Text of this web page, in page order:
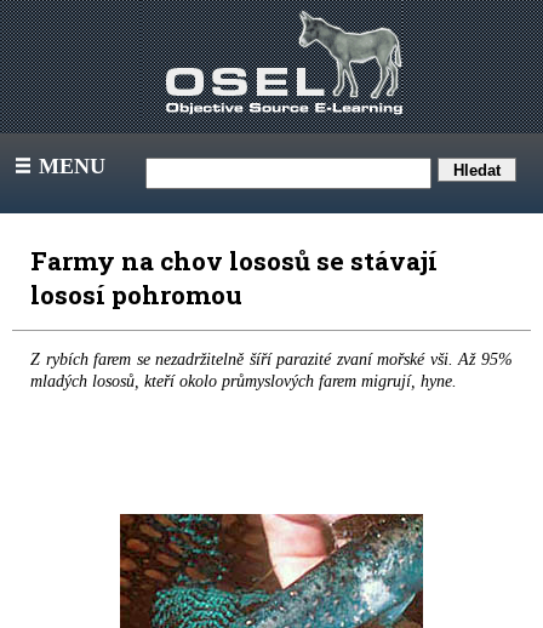
III MENU
Farmy na chov lososů se stávají
lososí pohromou
Z rybích farem se nezadržitelně šíří parazité zvaní mořské vši. Až 95%
mladých lososů, kteří okolo průmyslových farem migrují, hyne.